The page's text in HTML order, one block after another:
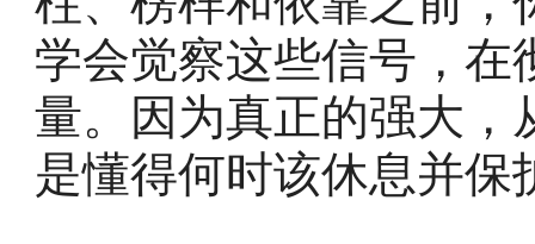
学会觉察这些信号，
量。因为真正的强大
是懂得何时该休息并保